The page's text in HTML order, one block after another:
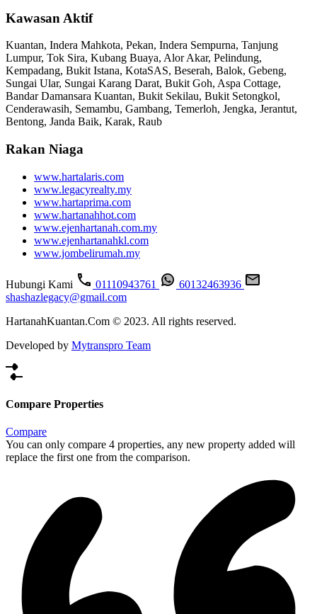
Kawasan Aktif
Kuantan, Indera Mahkota, Pekan, Indera Sempurna, Tanjung
Lumpur, Tok Sira, Kubang Buaya, Alor Akar, Pelindung,
Kempadang, Bukit Istana, KotaSAS, Beserah, Balok, Gebeng,
Sungai Ular, Sungai Karang Darat, Bukit Goh, Aspa Cottage,
Bandar Damansara Kuantan, Bukit Sekilau, Bukit Setongkol,
Cenderawasih, Semambu, Gambang, Temerloh, Jengka, Jerantut,
Bentong, Janda Baik, Karak, Raub
Rakan Niaga
www.hartalaris.com
www.legacyrealty.my
www.hartaprima.com
www.hartanahhot.com
www.ejenhartanah.com.my
www.ejenhartanahkl.com
www.jombelirumah.my
Hubungi Kami 01110943761
60132463936
shashazlegacy@gmail.com
HartanahKuantan.Com © 2023. All rights reserved.
Developed by Mytranspro Team
Compare Properties
Compare
You can only compare 4 properties, any new property added will
replace the first one from the comparison.